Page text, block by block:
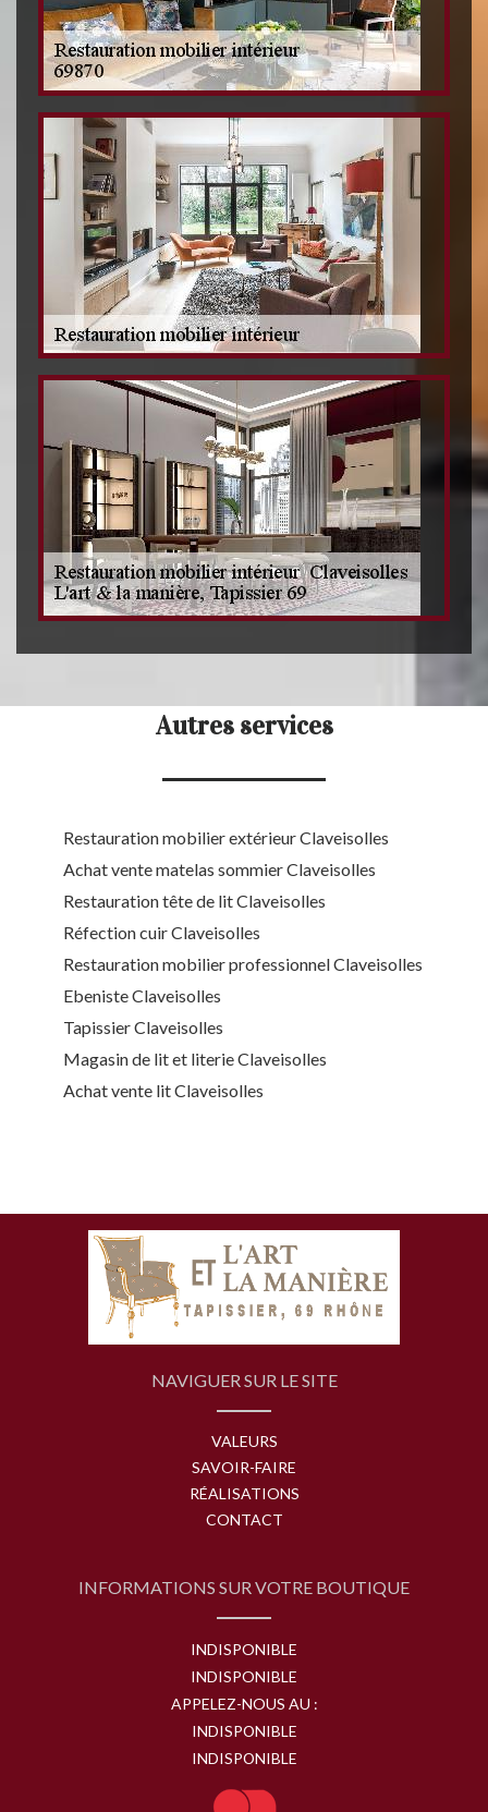
Autres services
Restauration mobilier extérieur Claveisolles
Achat vente matelas sommier Claveisolles
Restauration tête de lit Claveisolles
Réfection cuir Claveisolles
Restauration mobilier professionnel Claveisolles
Ebeniste Claveisolles
Tapissier Claveisolles
Magasin de lit et literie Claveisolles
Achat vente lit Claveisolles
NAVIGUER SUR LE SITE
VALEURS
SAVOIR-FAIRE
RÉALISATIONS
CONTACT
INFORMATIONS SUR VOTRE BOUTIQUE
INDISPONIBLE
INDISPONIBLE
APPELEZ-NOUS AU :
INDISPONIBLE
INDISPONIBLE